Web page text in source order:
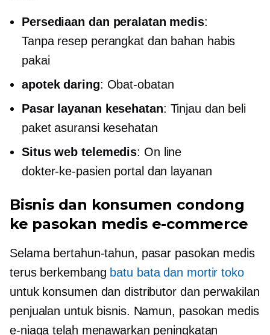
Persediaan dan peralatan medis:
Tanpa resepperangkat dan bahan habis
pakai
apotek daring: Obat-obatan
Pasar layanan kesehatan: Tinjau dan beli
paket asuransi kesehatan
Situs web telemedis: On line
dokter-ke-pasien portal dan layanan
Bisnis dan konsumen condong
ke pasokan medis e-commerce
Selama bertahun-tahun, pasar pasokan medis
terus berkembang batu bata dan mortir toko
untuk konsumen dan distributor dan perwakilan
penjualan untuk bisnis. Namun, pasokan medis
e-niaga telah menawarkan peningkatan